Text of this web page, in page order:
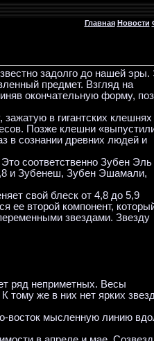
Главная Новости
задолго до нашей эры.
предмет. Взгляд на
окончательную форму,
в гигантских клешнях
Позже клешни
в сознании древних людей и
соответственно Зубен Эль
и Зубенеш, Зубен Эшамали,
свой блеск от 4,8 до 5,9
ее второй компонент,
звездами. Звезду
ряд неприметных. Весы
тому же в них нет ярких
восток мысленную линию